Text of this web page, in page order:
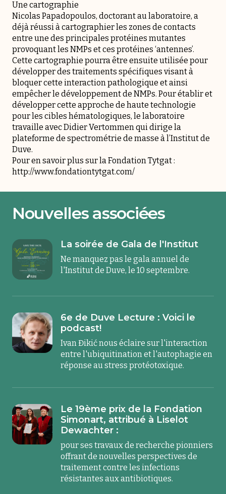
Une cartographie
Nicolas Papadopoulos, doctorant au laboratoire, a
déjà réussi à cartographier les zones de contacts
entre une des principales protéines mutantes
provoquant les NMPs et ces protéines ‘antennes’.
Cette cartographie pourra être ensuite utilisée pour
développer des traitements spécifiques visant à
bloquer cette interaction pathologique et ainsi
empêcher le développement de NMPs. Pour établir et
développer cette approche de haute technologie
pour les cibles hématologiques, le laboratoire
travaille avec Didier Vertommen qui dirige la
plateforme de spectrométrie de masse à l’Institut de
Duve.
Pour en savoir plus sur la Fondation Tytgat :
http://www.fondationtytgat.com/
Nouvelles associées
La soirée de Gala de l'Institut
Ne manquez pas le gala annuel de
l'Institut de Duve, le 10 septembre.
6e de Duve Lecture : Voici le
podcast!
Ivan Đikić nous éclaire sur l'interaction
entre l'ubiquitination et l'autophagie en
réponse au stress protéotoxique.
Le 19ème prix de la Fondation
Simonart, attribué à Liselot
Dewachter :
pour ses travaux de recherche pionniers
offrant de nouvelles perspectives de
traitement contre les infections
résistantes aux antibiotiques.